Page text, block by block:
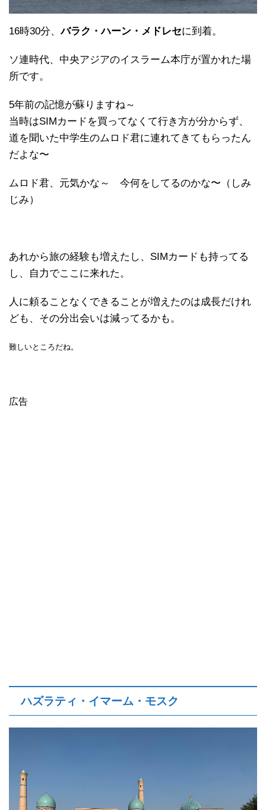
16時30分、バラク・ハーン・メドレセに到着。
ソ連時代、中央アジアのイスラーム本庁が置かれた場
所です。
5年前の記憶が蘇りますね～
当時はSIMカードを買ってなくて行き方が分からず、
道を聞いた中学生のムロド君に連れてきてもらったん
だよな〜
ムロド君、元気かな～ 今何をしてるのかな〜（しみ
じみ）
あれから旅の経験も増えたし、SIMカードも持ってる
し、自力でここに来れた。
人に頼ることなくできることが増えたのは成長だけれ
ども、その分出会いは減ってるかも。
難しいところだね。
広告
ハズラティ・イマーム・モスク